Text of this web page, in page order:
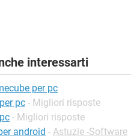
interessarti
per pc
pc - Migliori risposte
- Migliori risposte
android - Astuzie -Software